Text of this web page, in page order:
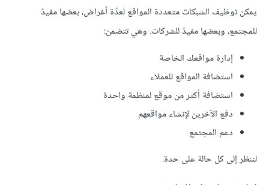
يمكن توظيف الشبكات متعددة المواقع لعدِّة أغراض، بعضها مفيدٌ
للمجتمع، وبعضها مفيدٌ للشركات. وهي تتضمن:
إدارة مواقعك الخاصة
استضافة المواقع للعملاء
استضافة أكثر من موقع لمنظمة واحدة
دفع الآخرين لإنشاء مواقعهم
دعم المجتمع
لننظر إلى كل حالة على حدة.